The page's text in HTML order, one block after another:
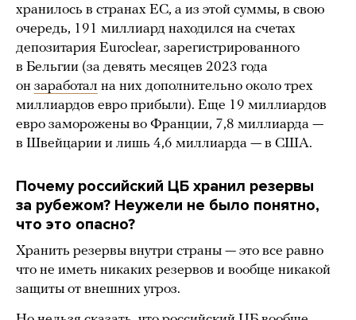
хранилось в странах ЕС, а из этой суммы, в свою
очередь, 191 миллиард находился на счетах
депозитария Euroclear, зарегистрированного
в Бельгии (за девять месяцев 2023 года
он заработал на них дополнительно около трех
миллиардов евро прибыли). Еще 19 миллиардов
евро заморожены во Франции, 7,8 миллиарда —
в Швейцарии и лишь 4,6 миллиарда — в США.
Почему российский ЦБ хранил резервы
за рубежом? Неужели не было понятно,
что это опасно?
Хранить резервы внутри страны — это все равно
что не иметь никаких резервов и вообще никакой
защиты от внешних угроз.